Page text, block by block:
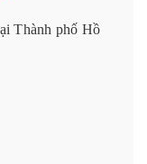
Thành phố Hồ